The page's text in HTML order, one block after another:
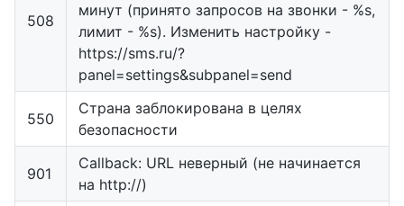
508
минут (принято запросов на звонки - %s,
лимит - %s). Изменить настройку -
https://sms.ru/?
panel=settings&subpanel=send
550
Страна заблокирована в целях
безопасности
901
Callback: URL неверный (не начинается
на http://)